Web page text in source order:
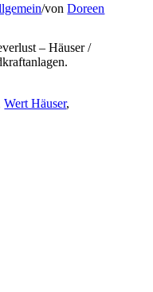
/vonDoreen
– Häuser /
Wert Häuser,